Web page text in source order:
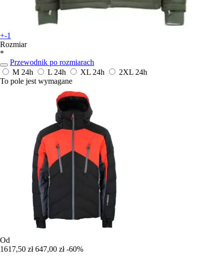
+-1
Rozmiar
*
Przewodnik po rozmiarach
M 24h L 24h XL 24h 2XL 24h
To pole jest wymagane
Od
1617,50 zł 647,00 zł -60%